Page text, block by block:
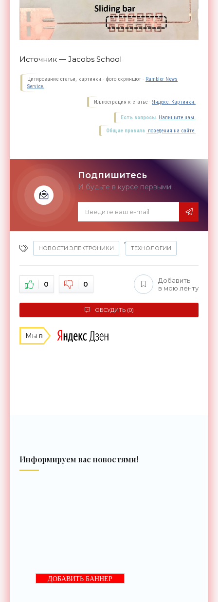
Источник — Jacobs School
Цитирование статьи, картинки - фото скриншот - Rambler News
Service.
Иллюстрация к статье - Яндекс. Картинки.
Есть вопросы. Напишите нам.
Общие правила поведения на сайте.
Подпишитесь
И будьте в курсе первыми!
НОВОСТИ ЭЛЕКТРОНИКИ
,
ТЕХНОЛОГИИ
0 0
Добавить
в мою ленту
ОБСУДИТЬ (0)
Мы в
Информируем вас новостями!
ДОБАВИТЬ БАННЕР